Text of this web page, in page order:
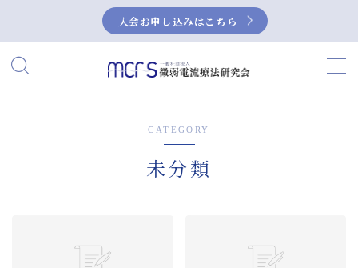
入会お申し込みはこちら
MENU
CATEGORY
未分類